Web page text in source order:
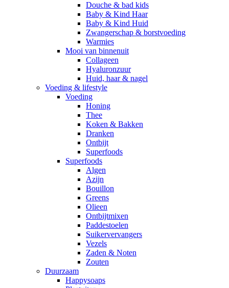
Douche & bad kids
Baby & Kind Haar
Baby & Kind Huid
Zwangerschap & borstvoeding
Warmies
Mooi van binnenuit
Collageen
Hyaluronzuur
Huid, haar & nagel
Voeding & lifestyle
Voeding
Honing
Thee
Koken & Bakken
Dranken
Ontbijt
Superfoods
Superfoods
Algen
Azijn
Bouillon
Greens
Olieen
Ontbijtmixen
Paddestoelen
Suikervervangers
Vezels
Zaden & Noten
Zouten
Duurzaam
Happysoaps